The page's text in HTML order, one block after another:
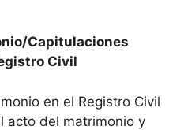
Capitulaciones
Civil
en el Registro Civil
acto del matrimonio y